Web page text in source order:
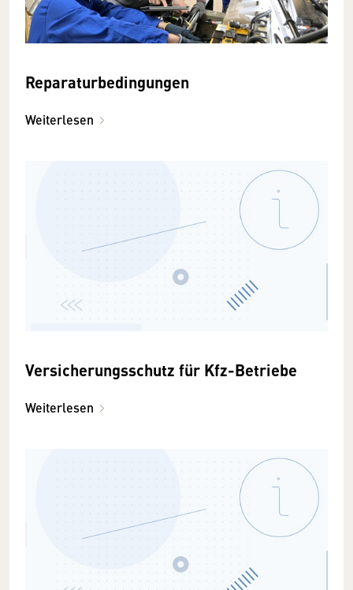
Reparaturbedingungen
Weiterlesen
Versicherungsschutz für Kfz-Betriebe
Weiterlesen